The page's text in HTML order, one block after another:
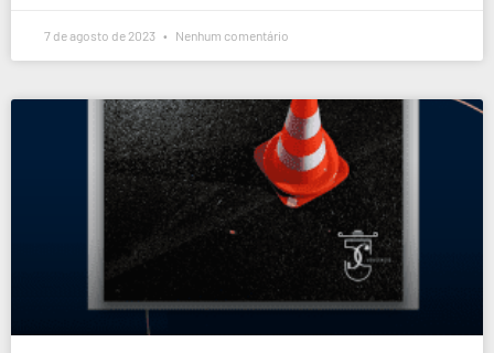
7 de agosto de 2023 Nenhum comentário